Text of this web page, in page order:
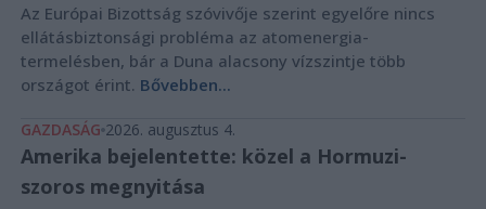
Az Európai Bizottság szóvivője szerint egyelőre nincs
ellátásbiztonsági probléma az atomenergia-
termelésben, bár a Duna alacsony vízszintje több
országot érint. Bővebben...
GAZDASÁG 2026. augusztus 4.
Amerika bejelentette: közel a Hormuzi-
szoros megnyitása